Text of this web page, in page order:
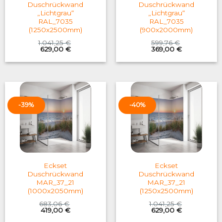
Duschrückwand
„Lichtgrau“
RAL_7035
(1250x2500mm)
1.041,25€
Original
price
was:
629,00 €Current
is:
Duschrückwand
„Lichtgrau“
RAL_7035
(900x2000mm)
599,76€
Original
price
was:
369,00 €Current
is:
-39%
Eckset
Duschrückwand
MAR_37_21
(1000x2050mm)
683,06€
Original
price
419,00 €Current
-40%
Eckset
Duschrückwand
MAR_37_21
(1250x2500mm)
1.041,25€
Original
price
629,00 €Current